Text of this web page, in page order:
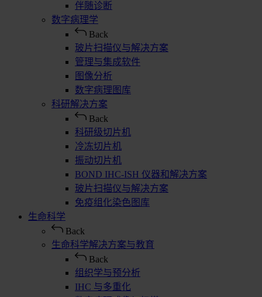
伴随诊断
数字病理学
Back
玻片扫描仪与解决方案
管理与集成软件
图像分析
数字病理图库
科研解决方案
Back
科研级切片机
冷冻切片机
振动切片机
BOND IHC-ISH 仪器和解决方案
玻片扫描仪与解决方案
免疫组化染色图库
生命科学
Back
生命科学解决方案与教育
Back
组织学与预分析
IHC 与多重化